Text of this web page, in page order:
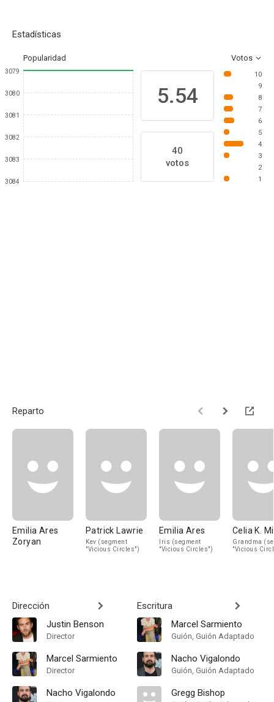
Estadísticas
Popularidad Votos
3079
3080
3081
3082
3083
3084
5.54
40
votos
10
9
8
7
6
5
4
3
2
1
Reparto
Emilia Ares
Zoryan
Patrick Lawrie
Kev (segment
"Vicious Circles")
Emilia Ares
Iris (segment
"Vicious Circles")
Celia K.
Grandma
"Vicious
Dirección
Justin Benson
Director
Marcel Sarmiento
Director
Nacho Vigalondo
Escritura
Marcel Sarmiento
Guión, Guión Adaptado
Nacho Vigalondo
Guión, Guión Adaptado
Gregg Bishop